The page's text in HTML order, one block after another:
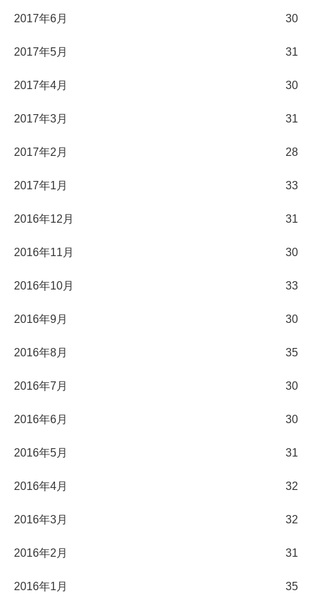
2017年6月 30
2017年5月 31
2017年4月 30
2017年3月 31
2017年2月 28
2017年1月 33
2016年12月 31
2016年11月 30
2016年10月 33
2016年9月 30
2016年8月 35
2016年7月 30
2016年6月 30
2016年5月 31
2016年4月 32
2016年3月 32
2016年2月 31
2016年1月 35